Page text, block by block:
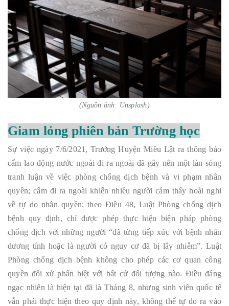
(Nguồn ảnh: Unsplash)
Giam lỏng phiên bản Trường học
Sự việc ngày 7/6/2021, Trưởng Huyện Miêu Lật ra thông báo
cấm lao động nước ngoài đi ra ngoài đã gây nên một làn sóng
tranh luận về việc phòng chống dịch bệnh và vi phạm nhân
quyền; cấm đi ra ngoài khiến nhiều người cảm thấy hoài nghi
về tự do nhân quyền; theo Điều 48, Luật Phòng chống dịch
bệnh quy định, chỉ được phép thực hiện biện pháp phòng
chống dịch với những người “đã từng tiếp xúc với bệnh nhân
dương tính hoặc là người có nguy cơ đã bị lây nhiễm”. Luật
Phòng chống dịch bệnh không cho phép các cơ quan công
quyền đối xử phân biệt với bất cứ đối tượng nào. Điều đáng
ngạc nhiên là hiện tại đã là Tháng 8, nhưng sinh viên quốc tế
vẫn phải thực hiện theo quy định này, không thể tự do ra vào